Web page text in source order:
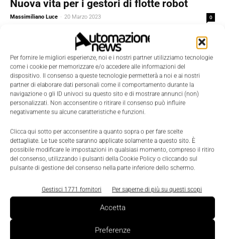
Per fornire le migliori esperienze, noi e i nostri partner utilizziamo tecnologie
come i cookie per memorizzare e/o accedere alle informazioni del
dispositivo. Il consenso a queste tecnologie permetterà a noi e ai nostri
partner di elaborare dati personali come il comportamento durante la
navigazione o gli ID univoci su questo sito e di mostrare annunci (non)
personalizzati. Non acconsentire o ritirare il consenso può influire
negativamente su alcune caratteristiche e funzioni.
Clicca qui sotto per acconsentire a quanto sopra o per fare scelte
dettagliate. Le tue scelte saranno applicate solamente a questo sito. È
possibile modificare le impostazioni in qualsiasi momento, compreso il ritiro
del consenso, utilizzando i pulsanti della Cookie Policy o cliccando sul
pulsante di gestione del consenso nella parte inferiore dello schermo.
Gestisci 1771 fornitori Per saperne di più su questi scopi
Accetta
Preferenze
Nuova vita per i gestori di flotte robot
Massimiliano Luce - 20 Marzo 2023 0
Il futuro degli acquisti è digitale, anche per
il software aziendale
Nicoletta Buora